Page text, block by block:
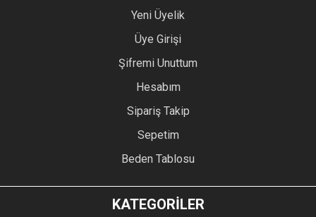
Yeni Üyelik
Üye Girişi
Şifremi Unuttum
Hesabım
Sipariş Takip
Sepetim
Beden Tablosu
KATEGORİLER